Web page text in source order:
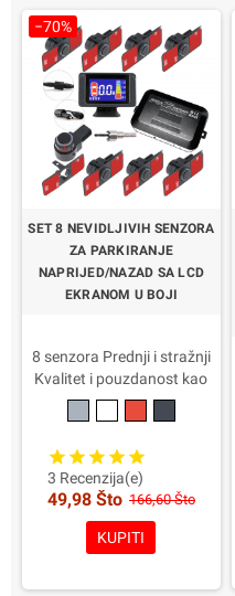
−70%
SET 8 NEVIDLJIVIH SENZORA
ZA PARKIRANJE
NAPRIJED/NAZAD SA LCD
EKRANOM U BOJI
8 senzora Prednji i stražnji
Kvalitet i pouzdanost kao
originalni
Uređaji za proizvodnju
ODOBREN
5 GODINA GARANCIJE
Opcionalna boja senzora
3 Recenzija(e)
49,98 Što 166,60 Što
KUPITI